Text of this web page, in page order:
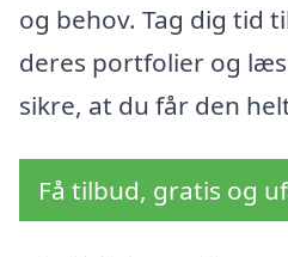
og behov. Tag dig tid
deres portfolier og
sikre, at du får den
Få tilbud, gratis og